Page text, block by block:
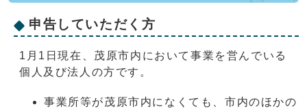
申告していただく方
1月1日現在、茂原市内において事業を営んでいる
個人及び法人の方です。
事業所等が茂原市内になくても、市内のほかの